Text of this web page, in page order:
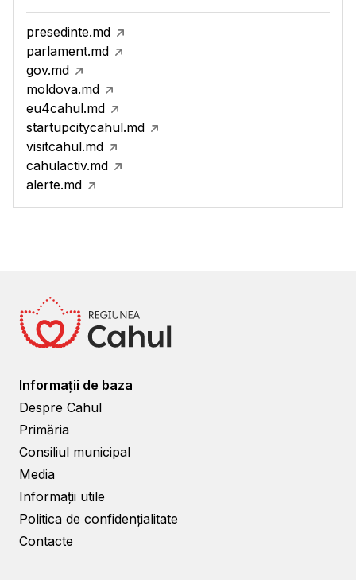
presedinte.md
parlament.md
gov.md
moldova.md
eu4cahul.md
startupcitycahul.md
visitcahul.md
cahulactiv.md
alerte.md
Informații de baza
Despre Cahul
Primăria
Consiliul municipal
Media
Informații utile
Politica de confidențialitate
Contacte